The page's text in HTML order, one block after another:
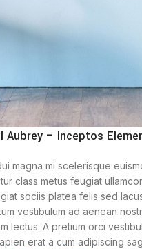
Aubrey – Inceptos
magna mi scelerisque
class metus feugiat
sociis platea felis sed
vestibulum ad aenean
lectus. A pretium orci
erat a cum adipiscing